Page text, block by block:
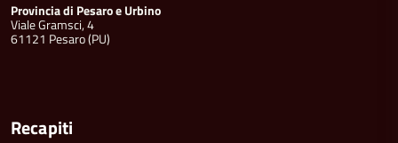
Provincia di Pesaro e Urbino
Viale Gramsci, 4
61121 Pesaro (PU)
Recapiti